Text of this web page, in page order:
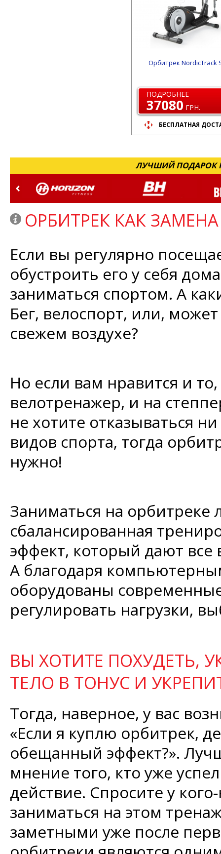
Орбитрек NordicTrack
ПОДРОБНЕЕ
37080 ГРН.
БЕСПЛАТНАЯ
ЛУЧШИЙ ПОДАРОК
ОРБИТРЕК КАК
Если вы регулярно
обустроить его у себя
заниматься спортом. А
Бег, велоспорт, или,
свежем воздухе?
Но если вам нравится и
велотренажер, и на
не хотите отказываться
видов спорта, тогда
нужно!
Заниматься на орбитреке
сбалансированная
эффект, который дают
А благодаря
оборудованы
регулировать нагрузки,
ВЫ ХОТИТЕ ПОХУДЕТЬ,
ТЕЛО В ТОНУС И
Тогда, наверное, у вас
«Если я куплю орбитрек,
обещанный эффект?».
мнение того, кто уже
действие. Спросите у
заниматься на этом
заметными уже после